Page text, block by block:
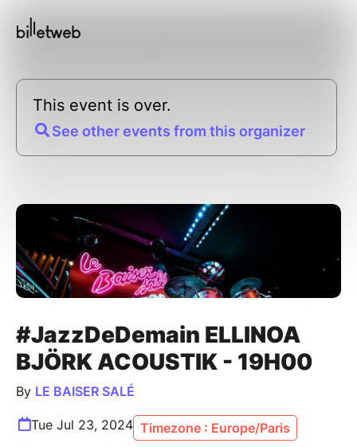
This event is over.
See other events from this organizer
#JazzDeDemain ELLINOA
BJÖRK ACOUSTIK - 19H00
By LE BAISER SALÉ
Tue Jul 23, 2024 Timezone : Europe/Paris